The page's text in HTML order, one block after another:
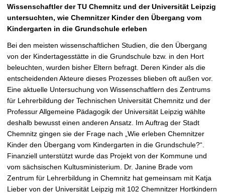
e
n
Wissenschaftler der TU Chemnitz und der Universität Leipzig
untersuchten, wie Chemnitzer Kinder den Übergang vom
Kindergarten in die Grundschule erleben
Bei den meisten wissenschaftlichen Studien, die den Übergang
von der Kindertagesstätte in die Grundschule bzw. in den Hort
beleuchten, wurden bisher Eltern befragt. Deren Kinder als die
entscheidenden Akteure dieses Prozesses blieben oft außen vor.
Eine aktuelle Untersuchung von Wissenschaftlern des Zentrums
für Lehrerbildung der Technischen Universität Chemnitz und der
Professur Allgemeine Pädagogik der Universität Leipzig wählte
deshalb bewusst einen anderen Ansatz. Im Auftrag der Stadt
Chemnitz gingen sie der Frage nach „Wie erleben Chemnitzer
Kinder den Übergang vom Kindergarten in die Grundschule?“.
Finanziell unterstützt wurde das Projekt von der Kommune und
vom sächsischen Kultusministerium. Dr. Janine Brade vom
Zentrum für Lehrerbildung in Chemnitz hat gemeinsam mit Katja
Lieber von der Universität Leipzig mit 102 Chemnitzer Hortkindern